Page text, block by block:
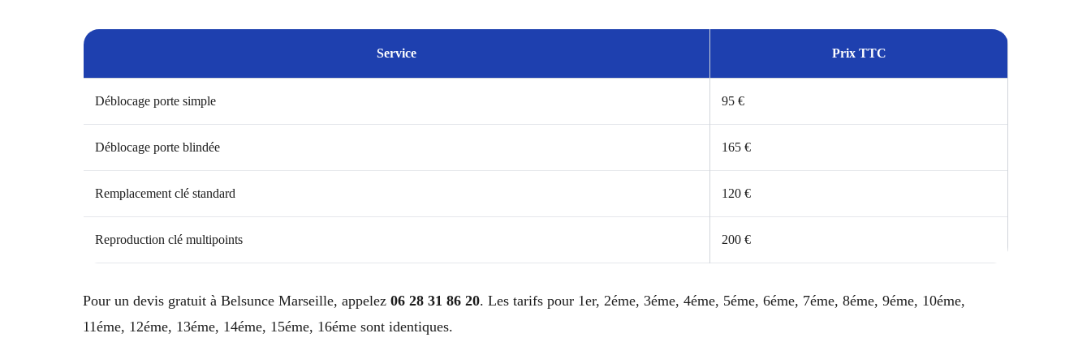
Service Prix TTC
Déblocage porte simple 95 €
Déblocage porte blindée 165 €
Remplacement clé standard 120 €
Reproduction clé multipoints 200 €
Pour un devis gratuit à Belsunce Marseille, appelez 06 28 31 86 20. Les tarifs pour 1er, 2éme, 3éme, 4éme, 5éme, 6éme, 7éme, 8éme, 9éme, 10éme,
11éme, 12éme, 13éme, 14éme, 15éme, 16éme sont identiques.